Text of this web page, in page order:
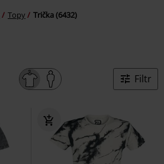
Topy Trička (6432)
Filtr